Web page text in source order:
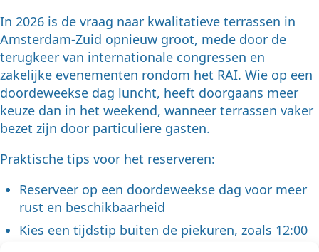
In 2026 is de vraag naar kwalitatieve terrassen in
Amsterdam-Zuid opnieuw groot, mede door de
terugkeer van internationale congressen en
zakelijke evenementen rondom het RAI. Wie op een
doordeweekse dag luncht, heeft doorgaans meer
keuze dan in het weekend, wanneer terrassen vaker
bezet zijn door particuliere gasten.
Praktische tips voor het reserveren:
Reserveer op een doordeweekse dag voor meer
rust en beschikbaarheid
Kies een tijdstip buiten de piekuren, zoals 12:00